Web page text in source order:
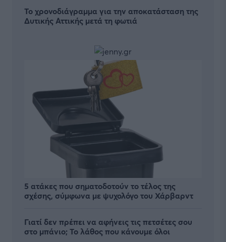
Το χρονοδιάγραμμα για την αποκατάσταση της
Δυτικής Αττικής μετά τη φωτιά
5 ατάκες που σηματοδοτούν το τέλος της
σχέσης, σύμφωνα με ψυχολόγο του Χάρβαρντ
Γιατί δεν πρέπει να αφήνεις τις πετσέτες σου
στο μπάνιο; Το λάθος που κάνουμε όλοι